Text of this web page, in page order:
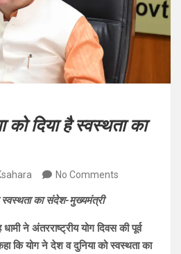
को दिया है स्वस्थता का
No Comments
स्वस्थता का संदेश-मुख्यमंत्री
ने अंतरराष्ट्रीय योग दिवस की पूर्व
कि योग ने देश व दुनिया को स्वस्थता का